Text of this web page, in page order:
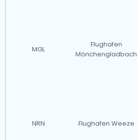
MGL
Flughafen
Mönchengladbach
NRN Flughafen Weeze